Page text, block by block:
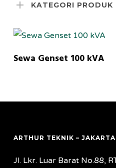
KATEGORI PRODUK
MORE INFORMATION
Sewa Genset 100 kVA
ARTHUR TEKNIK – JAKARTA
Jl. Lkr. Luar Barat No.88,